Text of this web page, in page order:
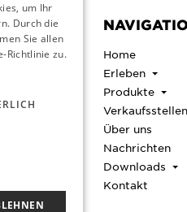
8:30 -
Home
Erleben
Produkte
Verkaufsstellen
Über uns
Nachrichten
Downloads
Kontakt
ENGLISH
FRENCH
um Ihr
Durch die
Sie allen
Richtlinie zu.